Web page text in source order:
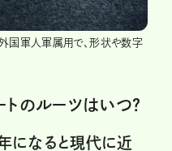
外国軍人軍属用で、形状や数字
のルーツはいつ？
になると現代に近